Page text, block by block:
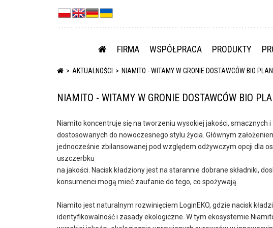
FIRMA WSPÓŁPRACA PRODUKTY
AKTUALNOŚCI NIAMITO - WITAMY W GRONIE DOSTAWCÓW BIO
NIAMITO - WITAMY W GRONIE DOSTAWCÓW BIO
Niamito koncentruje się na tworzeniu wysokiej jakości,
dostosowanych do nowoczesnego stylu życia. Głównym
jednocześnie zbilansowanej pod względem odżywczym opcji dla
uszczerbku
na jakości. Nacisk kładziony jest na starannie dobrane składniki,
konsumenci mogą mieć zaufanie do tego, co spożywają.
Niamito jest naturalnym rozwinięciem LoginEKO, gdzie nacisk
identyfikowalność i zasady ekologiczne. W tym ekosystemie